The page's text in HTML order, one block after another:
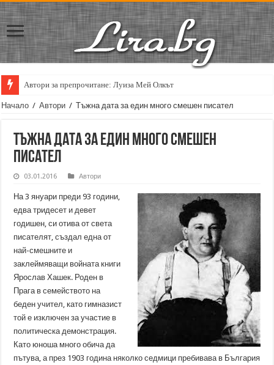
Автори за препрочитане: Луиза Мей Олкът
Кирил Кадийски: „Плачът на големия поет винаги е и сила, и
Начало / Автори / Тъжна дата за един много смешен писател
Тъжна дата за един много смешен
писател
03.01.2016 Автори
На 3 януари преди 93 години,
едва тридесет и девет
годишен, си отива от света
писателят, създал една от
най-смешните и
заклеймяващи войната книги
Ярослав Хашек. Роден в
Прага в семейството на
беден учител, като гимназист
той е изключен за участие в
политическа демонстрация.
Като юноша много обича да
пътува, а през 1903 година няколко седмици пребивава в България